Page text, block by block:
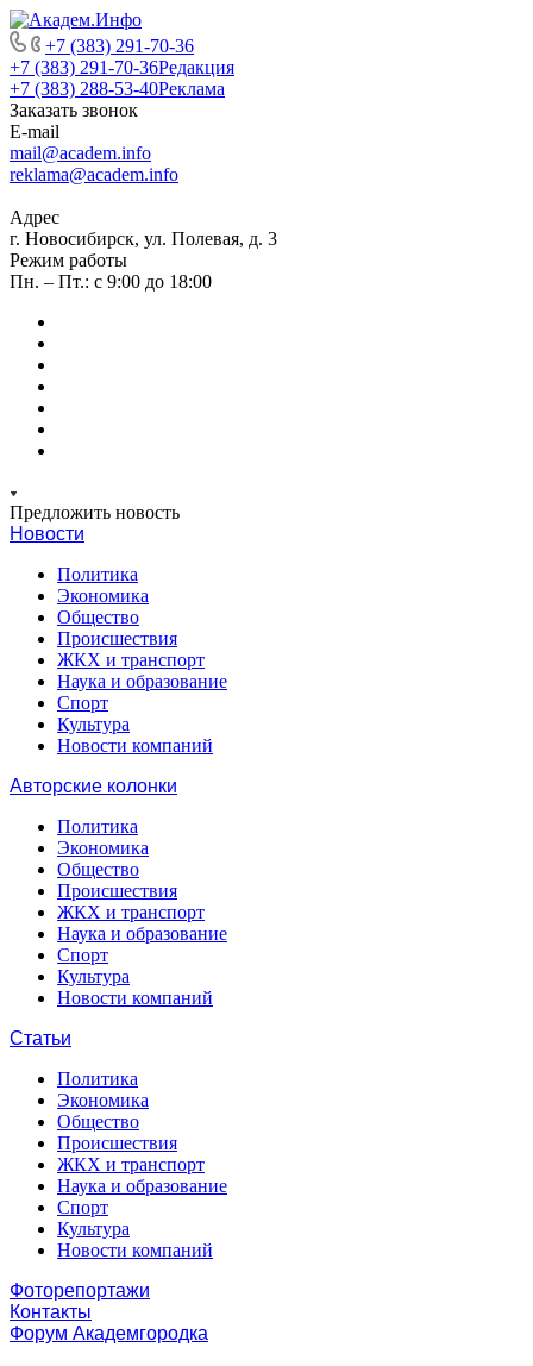
+7 (383) 291-70-36
+7 (383) 291-70-36Редакция
+7 (383) 288-53-40Реклама
Заказать звонок
E-mail
mail@academ.info
reklama@academ.info
Адрес
г. Новосибирск, ул. Полевая, д. 3
Режим работы
Пн. – Пт.: с 9:00 до 18:00
Предложить новость
Новости
Политика
Экономика
Общество
Происшествия
ЖКХ и транспорт
Наука и образование
Спорт
Культура
Новости компаний
Авторские колонки
Политика
Экономика
Общество
Происшествия
ЖКХ и транспорт
Наука и образование
Спорт
Культура
Новости компаний
Статьи
Политика
Экономика
Общество
Происшествия
ЖКХ и транспорт
Наука и образование
Спорт
Культура
Новости компаний
Фоторепортажи
Контакты
Форум Академгородка